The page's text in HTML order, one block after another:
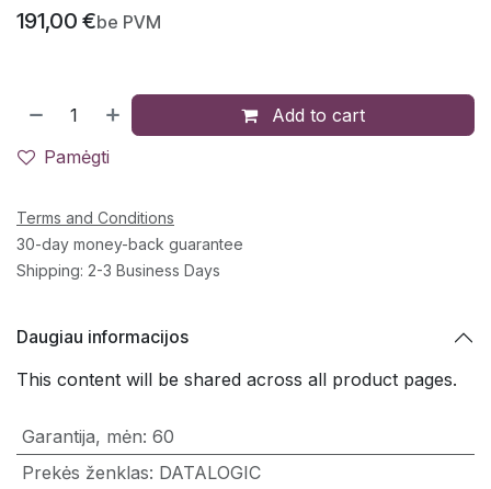
191,00 €be PVM
Add to cart
Pamėgti
Terms and Conditions
30-day money-back guarantee
Shipping: 2-3 Business Days
Daugiau informacijos
This content will be shared across all product pages.
Garantija, mėn: 60
Prekės ženklas: DATALOGIC